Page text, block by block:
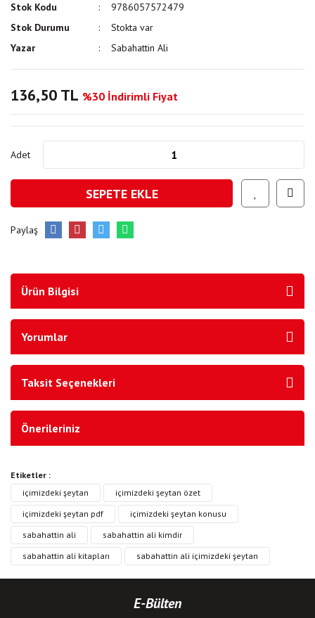
Stok Kodu
9786057572479
Stok Durumu
Stokta var
Yazar
Sabahattin Ali
136,50 TL %30 İndirimli Fiyat
Adet
SEPETE EKLE
Paylaş
Ürün Bilgisi
Yorumlar
Taksit Seçenekleri
Önerileriniz
Etiketler :
içimizdeki şeytan
içimizdeki şeytan özet
içimizdeki şeytan pdf
içimizdeki şeytan konusu
sabahattin ali
sabahattin ali kimdir
sabahattin ali kitapları
sabahattin ali içimizdeki şeytan
E-Bülten